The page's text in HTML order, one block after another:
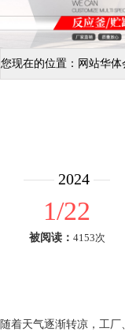
您现在的位置： 网站华体
2024
1/22
被阅读： 4153次
随着天气逐渐转凉，工